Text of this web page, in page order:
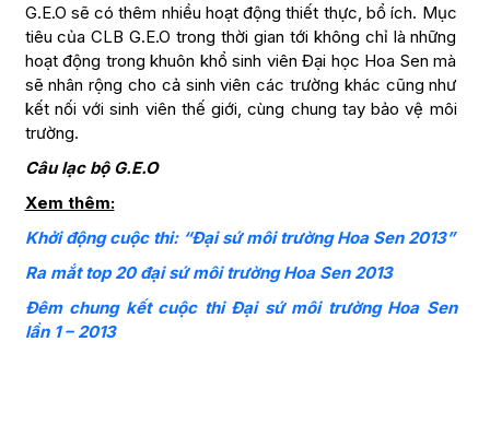
G.E.O sẽ có thêm nhiều hoạt động thiết thực, bổ ích. Mục
tiêu của CLB G.E.O trong thời gian tới không chỉ là những
hoạt động trong khuôn khổ sinh viên Đại học Hoa Sen mà
sẽ nhân rộng cho cả sinh viên các trường khác cũng như
kết nối với sinh viên thế giới, cùng chung tay bảo vệ môi
trường.
Câu lạc bộ G.E.O
Xem thêm:
Khởi động cuộc thi: “Đại sứ môi trường Hoa Sen 2013”
Ra mắt top 20 đại sứ môi trường Hoa Sen 2013
Đêm chung kết cuộc thi Đại sứ môi trường Hoa Sen
lần 1 – 2013